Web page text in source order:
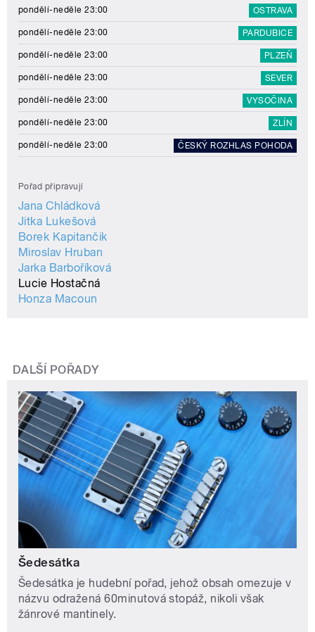
pondělí-neděle 23:00 OSTRAVA
pondělí-neděle 23:00 PARDUBICE
pondělí-neděle 23:00 PLZEŇ
pondělí-neděle 23:00 SEVER
pondělí-neděle 23:00 VYSOČINA
pondělí-neděle 23:00 ZLÍN
pondělí-neděle 23:00 ČESKÝ ROZHLAS POHODA
Pořad připravují
Jana Chládková
Jitka Lukešová
Borek Kapitančik
Miroslav Hruban
Jarka Barboříková
Lucie Hostačná
Honza Macoun
DALŠÍ POŘADY
Šedesátka
Šedesátka je hudební pořad, jehož obsah omezuje v
názvu odražená 60minutová stopáž, nikoli však
žánrové mantinely.